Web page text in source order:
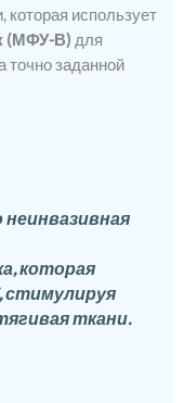
которая использует
(МФУ-В) для
точно заданной
которая
стимулируя
ткани.